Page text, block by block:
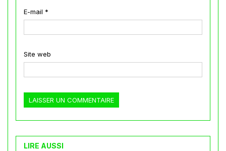
E-mail *
Site web
LIRE AUSSI